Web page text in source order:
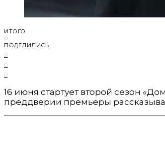
ИТОГО
0
ПОДЕЛИЛИСЬ
0
0
0
16 июня стартует второй сезон
преддверии премьеры